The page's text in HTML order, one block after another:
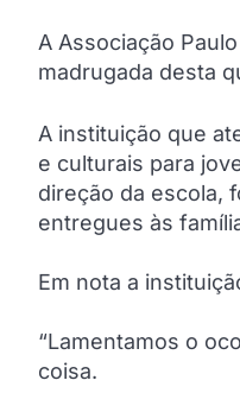
A Associação
madrugada desta
A instituição que
e culturais para
direção da escola,
entregues às
Em nota a
“Lamentamos o
coisa.